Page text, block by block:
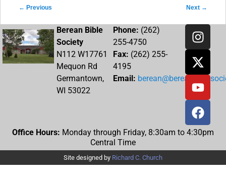
Post navigation
← Previous Next →
Berean Bible
Society
N112 W17761
Mequon Rd
Germantown,
WI 53022
Phone: (262)
255-4750
Fax: (262) 255-
4195
Email:
Office Hours: Monday through Friday, 8:30am to 4:30pm
Central Time
Site designed by Richard C. Church